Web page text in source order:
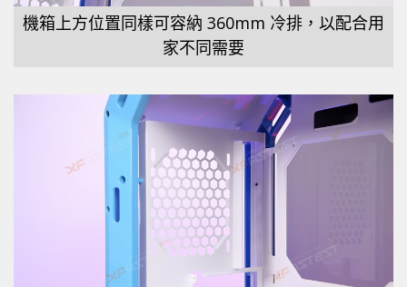
機箱上方位置同樣可容納 360mm 冷排，以配合用
家不同需要